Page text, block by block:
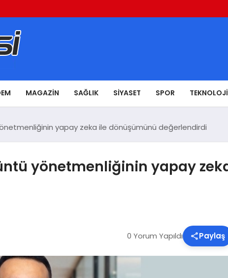
MAGAZIN SAĞLIK SIYASET SPOR TEKNOLOJI
yapay zeka ile dönüşümünü değerlendirdi
yönetmenliğinin yapay
0 Yorum Yapıldı Paylaş